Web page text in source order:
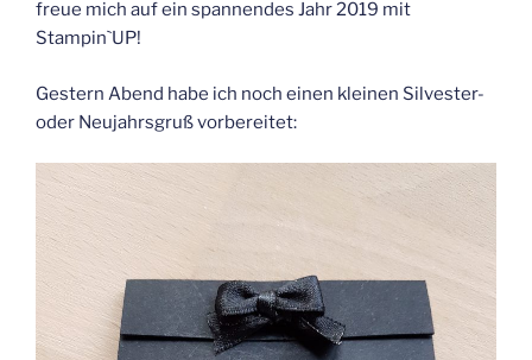
freue mich auf ein spannendes Jahr 2019 mit
Stampin`UP!
Gestern Abend habe ich noch einen kleinen Silvester-
oder Neujahrsgruß vorbereitet: